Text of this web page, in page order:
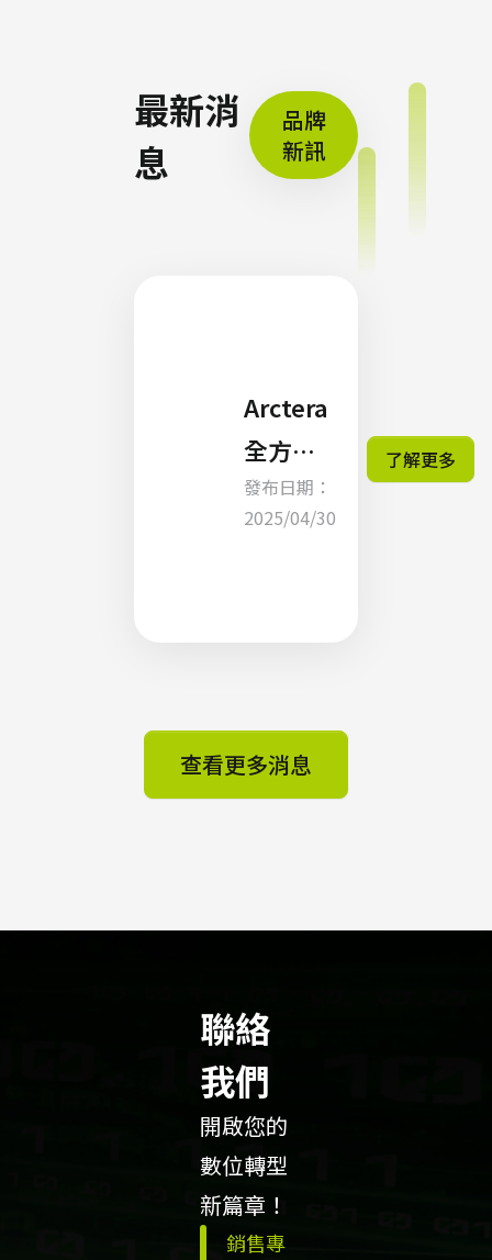
最新消
息
品牌
新訊
Arctera
全方位
資料管
理方
韌性的
數位環
發布日期：
2025/04/30
了解更多
查看更多消息
聯絡
我們
開啟您的
數位轉型
新篇章！
銷售專